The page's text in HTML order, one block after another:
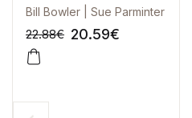
Bill Bowler | Sue Parminter
22.88€ 20.59€